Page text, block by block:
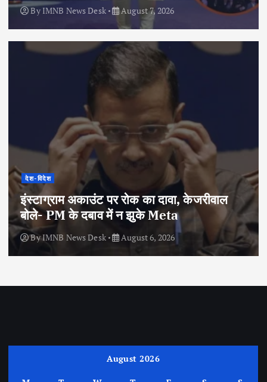
By IMNB News Desk August 7, 2026
देश-विदेश
इंस्टाग्राम अकाउंट पर रोक का दावा, केजरीवाल
बोले- PM के दबाव में न झुके Meta
ByIMNB News Desk August 6, 2026
August 2026